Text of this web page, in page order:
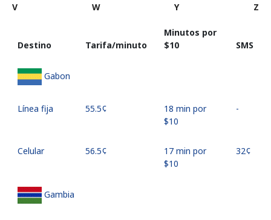
V
W Y Z
Destino Tarifa/minuto
Minutos por
⁦$10⁩
SMS
Gabon
Línea fija ⁦55.5¢⁩
18 min por
⁦$10⁩
-
Celular ⁦56.5¢⁩
17 min por
⁦$10⁩
⁦32¢⁩
Gambia